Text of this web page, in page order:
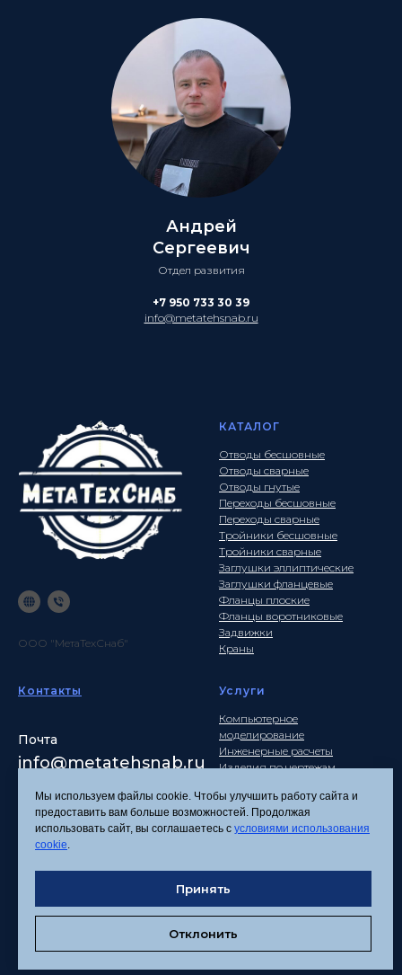
Андрей
Сергеевич
Отдел развития
+7 950 733 30 39
info@metatehsnab.ru
ООО "МетаТехСнаб"
КАТАЛОГ
Отводы бесшовные
Отводы сварные
Отводы гнутые
Переходы бесшовные
Переходы сварные
Тройники бесшовные
Тройники сварные
Заглушки эллиптические
Заглушки фланцевые
Фланцы плоские
Фланцы воротниковые
Задвижки
Краны
Контакты
Почта
info@metatehsnab.ru
Услуги
Компьютерное
моделирование
Инженерные расчеты
Изделия по чертежам
Политика
Согласие на обработку
персональных данных
Соглашение об
Мы используем файлы cookie. Чтобы улучшить работу сайта и
предоставить вам больше возможностей. Продолжая
использовать сайт, вы соглашаетесь с условиями использования
cookie.
Принять
Отклонить